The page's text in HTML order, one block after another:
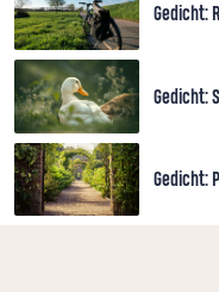
Gedicht:
Gedicht:
Gedicht: